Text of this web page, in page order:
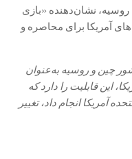
نشان‌دهنده «بازی
آمریکا برای محاصره و
چین و روسیه به‌عنوان
این قابلیت را دارد که
آمریکا انجام داد، تغییر